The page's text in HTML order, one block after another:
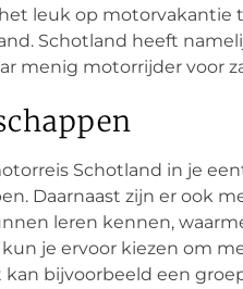
leuk op motorvakantie
Schotland heeft
menig motorrijder voor
Schotland in je
Daarnaast zijn er ook
leren kennen,
je ervoor kiezen om
bijvoorbeeld een